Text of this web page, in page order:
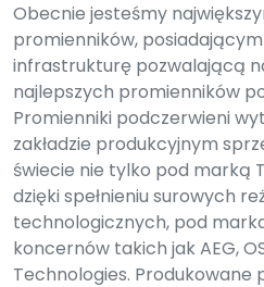
Obecnie jesteśmy
promienników,
infrastrukturę pozwalającą
najlepszych promienników
Promienniki podczerwieni
zakładzie produkcyjnym
świecie nie tylko pod marką
dzięki spełnieniu surowych
technologicznych, pod
koncernów takich jak AEG,
Technologies. Produkowane